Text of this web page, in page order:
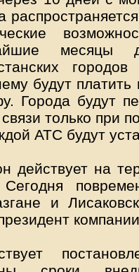
месяцы
будут
Города будут
только при
АТС будут
действует на
Сегодня
и